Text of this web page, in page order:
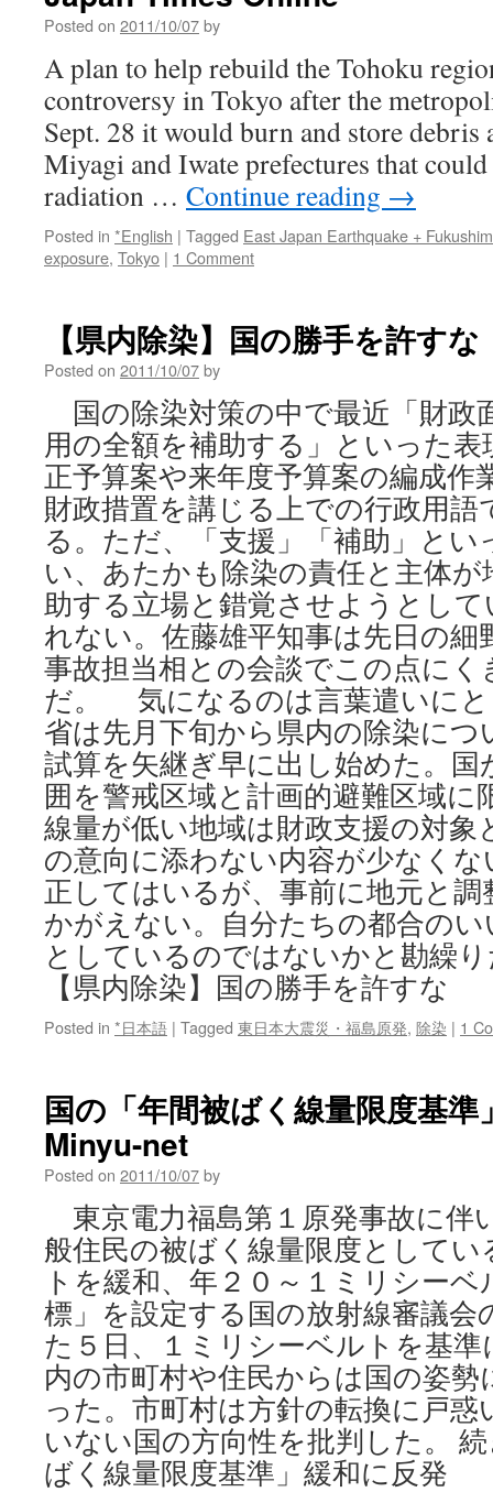
Posted on 2011/10/07by
A plan to help rebuild the Tohoku
controversy in Tokyo after the
Sept. 28 it would burn and store debris
Miyagi and Iwate prefectures that
radiation … Continue reading →
Posted in *English | Tagged East Japan Earthquake +
exposure, Tokyo | 1 Comment
【県内除染】国の勝手を許す
Posted on 2011/10/07by
国の除染対策の中で最近「財政
用の全額を補助する」といった
正予算案や来年度予算案の編成作
財政措置を講じる上での行政用
る。ただ、「支援」「補助」と
い、あたかも除染の責任と主体
助する立場と錯覚させようとし
れない。佐藤雄平知事は先日の細
事故担当相との会談でこの点に
だ。 気になるのは言葉遣いにと
省は先月下旬から県内の除染に
試算を矢継ぎ早に出し始めた。国
囲を警戒区域と計画的避難区域に
線量が低い地域は財政支援の対象
の意向に添わない内容が少なく
正してはいるが、事前に地元と
かがえない。自分たちの都合の
としているのではないかと勘繰
【県内除染】国の勝手を許すな
Posted in *日本語 | Tagged 東日本大震災・福島原発, 除染 | 1
国の「年間被ばく線量限度基
Minyu-net
Posted on 2011/10/07by
東京電力福島第１原発事故に伴
般住民の被ばく線量限度として
トを緩和、年２０～１ミリシー
標」を設定する国の放射線審議会
た５日、１ミリシーベルトを基
内の市町村や住民からは国の姿
った。市町村は方針の転換に戸
いない国の方向性を批判した。
ばく線量限度基準」緩和に反発